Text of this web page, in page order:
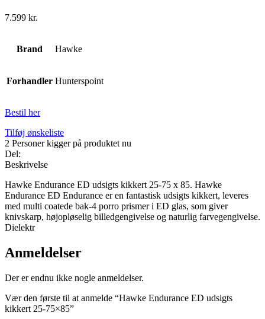
7.599 kr.
Brand Hawke
Forhandler Hunterspoint
Bestil her
Tilføj ønskeliste
2 Personer kigger på produktet nu
Del:
Beskrivelse
Hawke Endurance ED udsigts kikkert 25-75 x 85. Hawke
Endurance ED Endurance er en fantastisk udsigts kikkert, leveres
med multi coatede bak-4 porro prismer i ED glas, som giver
knivskarp, højopløselig billedgengivelse og naturlig farvegengivelse.
Dielektr
Anmeldelser
Der er endnu ikke nogle anmeldelser.
Vær den første til at anmelde “Hawke Endurance ED udsigts
kikkert 25-75×85”